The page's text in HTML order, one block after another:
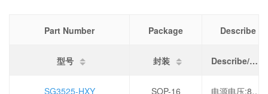
Part Number Package Describe
型号 封装 Describe/描述
SG3525-HXY SOP-16 电源电压:8V~35V,